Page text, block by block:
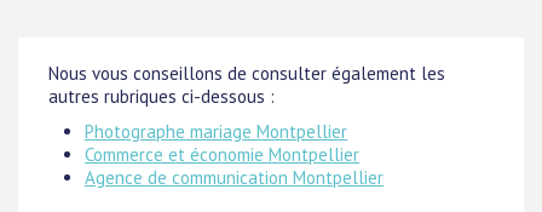
Nous vous conseillons de consulter également les
autres rubriques ci-dessous :
Photographe mariage Montpellier
Commerce et économie Montpellier
Agence de communication Montpellier